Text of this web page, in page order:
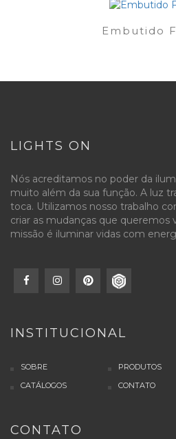
Embutido
LIGHTS ON
Nós acreditamos no poder da
muito além da sua função. A luz
toca. Utilizamos nosso trabalho
criar as mudanças que queremos
missão é iluminar vidas com
INSTITUCIONAL
SOBRE
PRODUTOS
CATÁLOGOS
CONTATO
CONTATO